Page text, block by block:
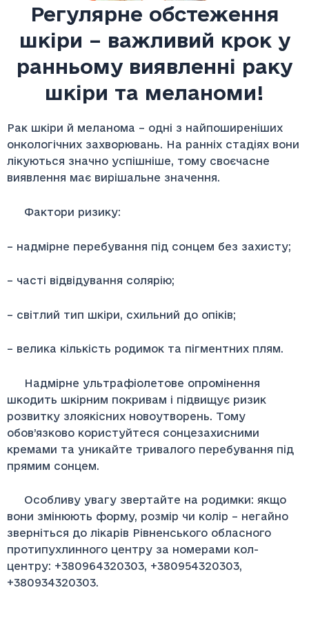
Регулярне обстеження
шкіри – важливий крок у
ранньому виявленні раку
шкіри та меланоми!
Рак шкіри й меланома – одні з найпоширеніших
онкологічних захворювань. На ранніх стадіях вони
лікуються значно успішніше, тому своєчасне
виявлення має вирішальне значення.
Фактори ризику:
– надмірне перебування під сонцем без захисту;
– часті відвідування солярію;
– світлий тип шкіри, схильний до опіків;
– велика кількість родимок та пігментних плям.
Надмірне ультрафіолетове опромінення
шкодить шкірним покривам і підвищує ризик
розвитку злоякісних новоутворень. Тому
обов’язково користуйтеся сонцезахисними
кремами та уникайте тривалого перебування під
прямим сонцем.
Особливу увагу звертайте на родимки: якщо
вони змінюють форму, розмір чи колір – негайно
зверніться до лікарів Рівненського обласного
протипухлинного центру за номерами кол-
центру: +380964320303, +380954320303,
+380934320303.